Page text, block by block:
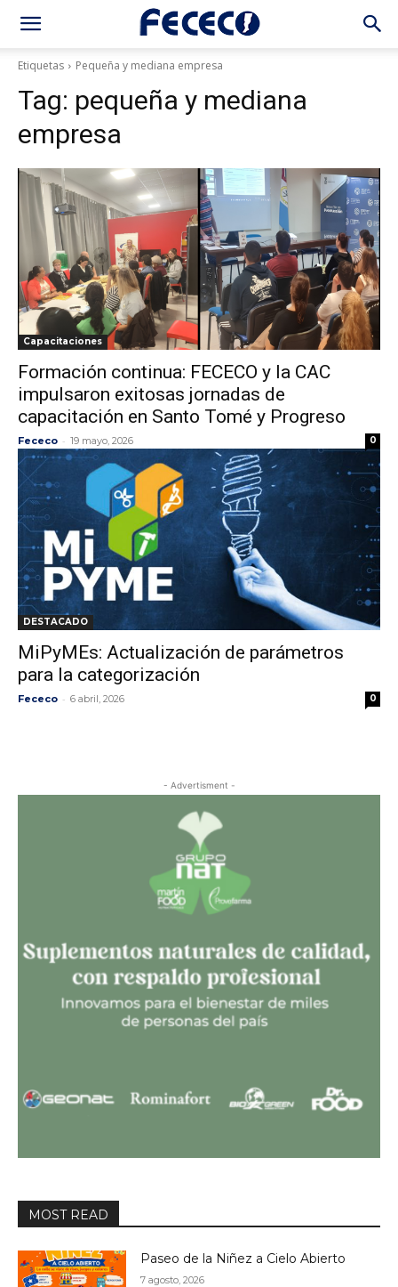
Etiquetas Pequeña y mediana empresa
Tag: pequeña y mediana
empresa
Capacitaciones
Formación continua: FECECO y la CAC
impulsaron exitosas jornadas de
capacitación en Santo Tomé y Progreso
Fececo - 19 mayo, 2026 0
DESTACADO
MiPyMEs: Actualización de parámetros
para la categorización
Fececo - 6 abril, 2026 0
- Advertisment -
MOST READ
Paseo de la Niñez a Cielo Abierto
7 agosto, 2026